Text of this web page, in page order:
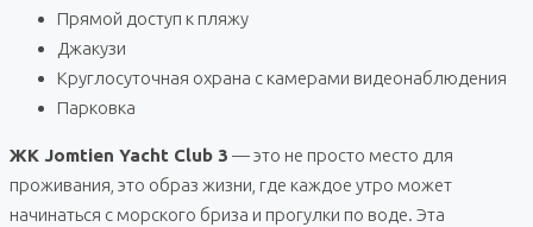
Прямой доступ к пляжу
Джакузи
Круглосуточная охрана с камерами видеонаблюдения
Парковка
ЖК Jomtien Yacht Club 3 — это не просто место для
проживания, это образ жизни, где каждое утро может
начинаться с морского бриза и прогулки по воде. Эта